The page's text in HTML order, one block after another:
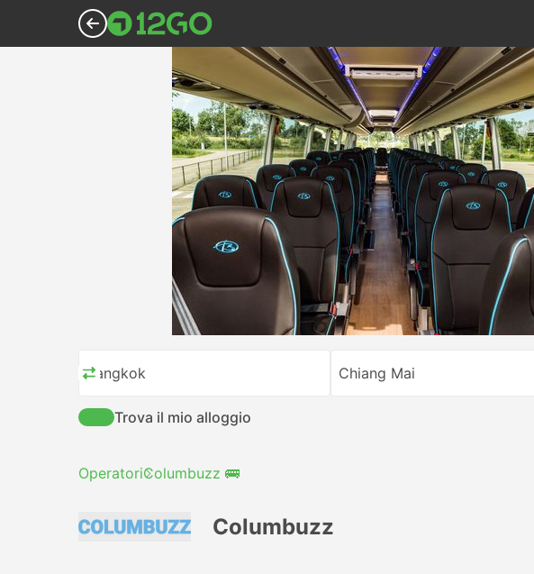
Bangkok Chiang Mai
Trova il mio alloggio
OperatoriColumbuzz 🚌
Columbuzz